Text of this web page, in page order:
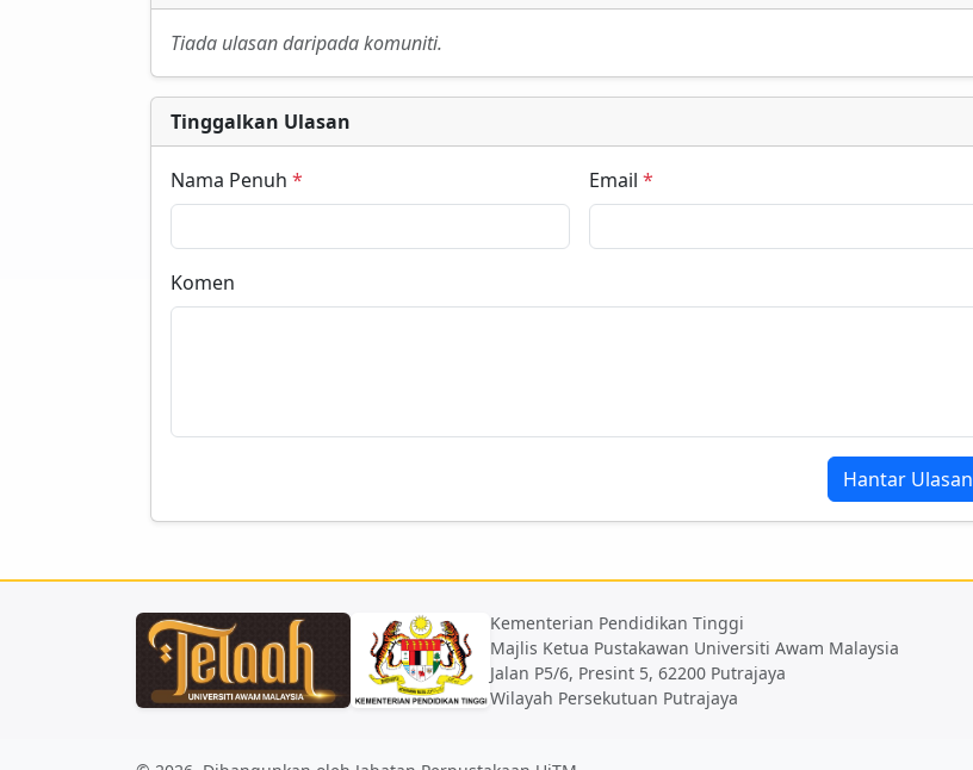
Tiada ulasan daripada komuniti.
Tinggalkan Ulasan
Nama Penuh * Email *
Komen
Hantar Ulasan
Kementerian Pendidikan Tinggi
Majlis Ketua Pustakawan Universiti Awam Malaysia
Jalan P5/6, Presint 5, 62200 Putrajaya
Wilayah Persekutuan Putrajaya